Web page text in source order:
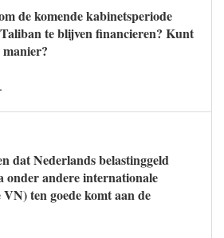
de komende kabinetsperiode
te blijven financieren? Kunt
dat Nederlands belastinggeld
onder andere internationale
VN) ten goede komt aan de